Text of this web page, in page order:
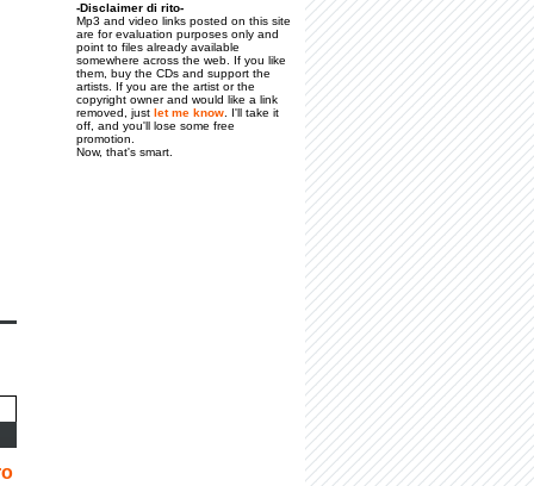
-Disclaimer di rito-
Mp3 and video links posted on this site
are for evaluation purposes only and
point to files already available
somewhere across the web. If you like
them, buy the CDs and support the
artists. If you are the artist or the
copyright owner and would like a link
removed, just let me know . I'll take it
off, and you'll lose some free
promotion.
Now, that's smart.